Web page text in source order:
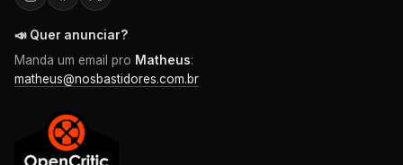
📣 Quer anunciar?
Manda um email pro Matheus:
matheus@nosbastidores.com.br